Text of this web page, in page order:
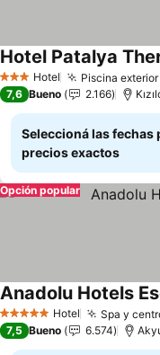
3 Estrellas
Hotel Piscina
Hotel Patalya
7,6 Bueno 2.166
Seleccioná las fechas
precios exactos
Opción popular
5 Estrellas Hotel Spa y
Anadolu Hotels
7,5 Bueno 6.574